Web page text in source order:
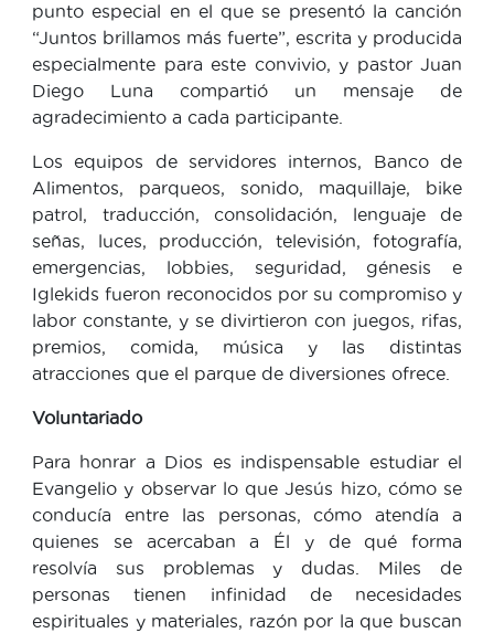
punto especial en el que se presentó la canción
“Juntos brillamos más fuerte”, escrita y producida
especialmente para este convivio, y pastor Juan
Diego Luna compartió un mensaje de
agradecimiento a cada participante.
Los equipos de servidores internos, Banco de
Alimentos, parqueos, sonido, maquillaje, bike
patrol, traducción, consolidación, lenguaje de
señas, luces, producción, televisión, fotografía,
emergencias, lobbies, seguridad, génesis e
Iglekids fueron reconocidos por su compromiso y
labor constante, y se divirtieron con juegos, rifas,
premios, comida, música y las distintas
atracciones que el parque de diversiones ofrece.
Voluntariado
Para honrar a Dios es indispensable estudiar el
Evangelio y observar lo que Jesús hizo, cómo se
conducía entre las personas, cómo atendía a
quienes se acercaban a Él y de qué forma
resolvía sus problemas y dudas. Miles de
personas tienen infinidad de necesidades
espirituales y materiales, razón por la que buscan